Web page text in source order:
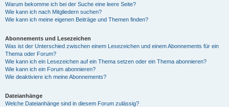
Warum bekomme ich bei der Suche eine leere Seite?
Wie kann ich nach Mitgliedern suchen?
Wie kann ich meine eigenen Beiträge und Themen finden?
Abonnements und Lesezeichen
Was ist der Unterschied zwischen einem Lesezeichen und einem Abonnements für ein
Thema oder Forum?
Wie kann ich ein Lesezeichen auf ein Thema setzen oder ein Thema abonnieren?
Wie kann ich ein Forum abonnieren?
Wie deaktiviere ich meine Abonnements?
Dateianhänge
Welche Dateianhänge sind in diesem Forum zulässig?